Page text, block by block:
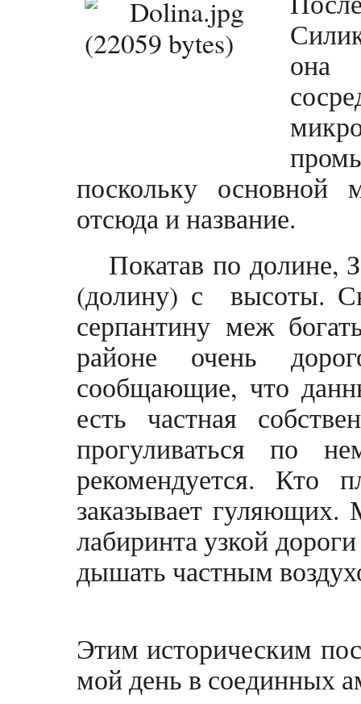
она
поскольку основной
отсюда и название.
Покатав по долине,
(долину) с высоты.
серпантину меж
районе очень
сообщающие, что
есть частная
прогуливаться по
рекомендуется. Кто
заказывает
лабиринта узкой
дышать частным
Этим историческим
мой день в соединных